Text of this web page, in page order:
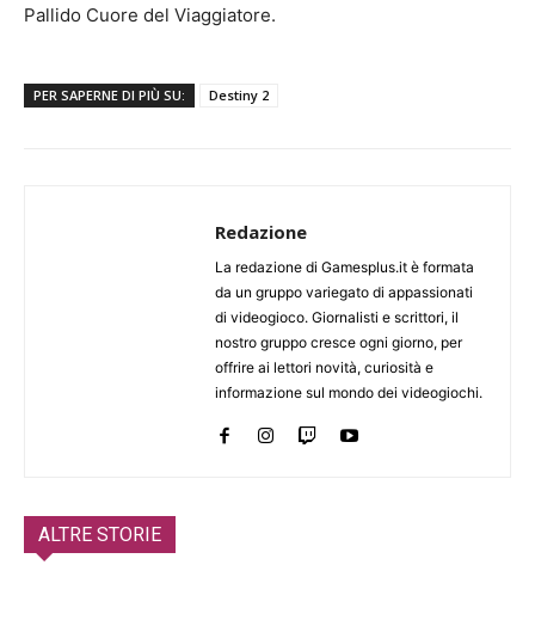
Pallido Cuore del Viaggiatore.
PER SAPERNE DI PIÙ SU: Destiny 2
Redazione
La redazione di Gamesplus.it è formata
da un gruppo variegato di appassionati
di videogioco. Giornalisti e scrittori, il
nostro gruppo cresce ogni giorno, per
offrire ai lettori novità, curiosità e
informazione sul mondo dei videogiochi.
ALTRE STORIE